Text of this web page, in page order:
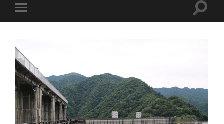
モ
バ
ニ
ュ
ー
を
切
り
替
え
る
検
替
え
る